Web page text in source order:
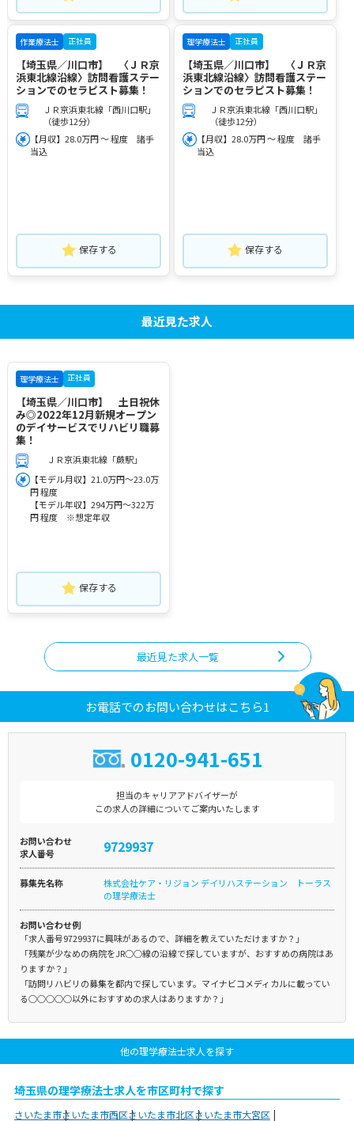
作業療法士 正社員
【埼玉県／川口市】 〈ＪＲ京
浜東北線沿線〉訪問看護ステー
ションでのセラピスト募集！
ＪＲ京浜東北線「西川口駅」
（徒歩12分）
【月収】28.0万円 ～ 程度 諸手
当込
保存する
理学療法士 正社員
【埼玉県／川口市】 〈ＪＲ京
浜東北線沿線〉訪問看護ステー
ションでのセラピスト募集！
ＪＲ京浜東北線「西川口駅」
（徒歩12分）
【月収】28.0万円 ～ 程度 諸手
当込
保存する
最近見た求人
理学療法士 正社員
【埼玉県／川口市】 土日祝休
み◎2022年12月新規オープン
のデイサービスでリハビリ職募
集！
ＪＲ京浜東北線「蕨駅」
【モデル月収】21.0万円～23.0万
円 程度
【モデル年収】294万円～322万
円 程度 ※想定年収
保存する
最近見た求人一覧
お電話でのお問い合わせはこちら1
0120-941-651
担当のキャリアアドバイザーが
この求人の詳細についてご案内いたします
お問い合わせ
求人番号
9729937
募集先名称
株式会社ケア・リジョン デイリハステーション トーラス
の理学療法士
お問い合わせ例
「求人番号9729937に興味があるので、詳細を教えていただけますか？」
「残業が少なめの病院をJR○○線の沿線で探していますが、おすすめの病院はあ
りますか？」
「訪問リハビリの募集を都内で探しています。マイナビコメディカルに載ってい
る○○○○○以外におすすめの求人はありますか？」
他の理学療法士求人を探す
埼玉県の理学療法士求人を市区町村で探す
さいたま市さいたま市西区さいたま市北区さいたま市大宮区